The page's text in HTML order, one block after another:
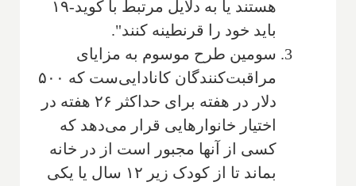
هستند یا به دلایل مرتبط با کوید-۱۹
باید خود را قرنطینه کنند".
سومین طرح موسوم به مزایای
مراقبت‌کنندگان کانادایی‌ست که ۵۰۰
دلار در هفته برای حداکثر ۲۶ هفته در
اختیار خانوارهایی قرار می‌دهد که
کسی از آنها مجبور است از در خانه
بماند تا از کودک زیر ۱۲ سال یا یکی